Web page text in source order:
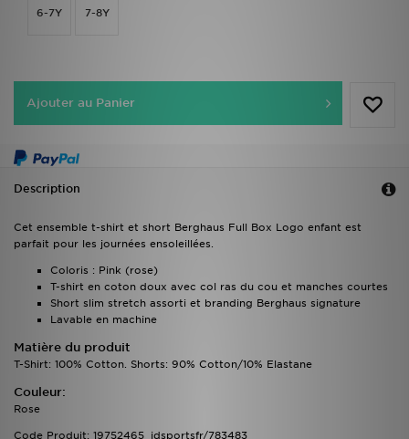
6-7Y 7-8Y
Ajouter au Panier
Description
Cet ensemble t-shirt et short Berghaus Full Box Logo enfant est
parfait pour les journées ensoleillées.
Coloris : Pink (rose)
T-shirt en coton doux avec col ras du cou et manches courtes
Short slim stretch assorti et branding Berghaus signature
Lavable en machine
Matière du produit
T-Shirt: 100% Cotton. Shorts: 90% Cotton/10% Elastane
Couleur:
Rose
Code Produit: 19752465_jdsportsfr/783483